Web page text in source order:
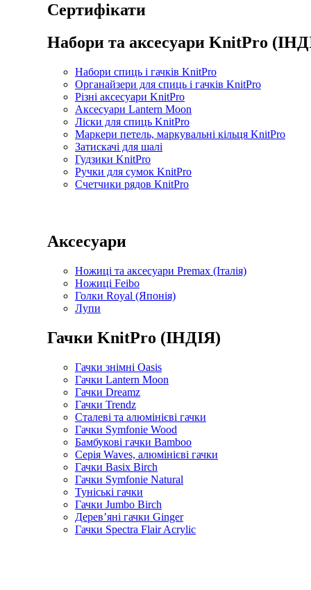
Сертифікати
Набори та аксесуари KnitPro
Набори спиць і гачків KnitPro
Органайзери для спиць і гачків KnitPro
Різні аксесуари KnitPro
Аксесуари Lantern Moon
Ліски для спиць KnitPro
Маркери петель, маркувальні кільця KnitPro
Затискачі для шалі
Гудзики KnitPro
Ручки для сумок KnitPro
Счетчики рядов KnitPro
Аксесуари
Ножиці та аксесуари Premax (Італія)
Ножиці Feibo
Голки Royal (Японія)
Лупи
Гачки KnitPro (ІНДІЯ)
Гачки знімні Oasis
Гачки Lantern Moon
Гачки Dreamz
Гачки Trendz
Сталеві та алюмінієві гачки
Гачки Symfonie Wood
Бамбукові гачки Bamboo
Серія Waves, алюмінієві гачки
Гачки Basix Birch
Гачки Symfonie Natural
Туніські гачки
Гачки Jumbo Birch
Дерев’яні гачки Ginger
Гачки Spectra Flair Acrylic